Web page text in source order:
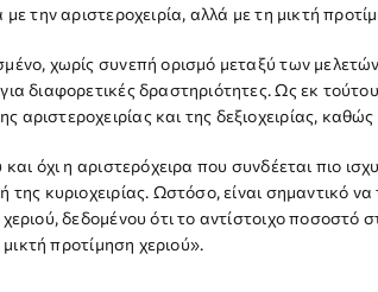
την αριστεροχειρία, αλλά με τη μικτή
χωρίς συνεπή ορισμό μεταξύ των
διαφορετικές δραστηριότητες. Ως εκ
και της δεξιοχειρίας,
όχι η αριστερόχειρα που συνδέεται πιο
κυριοχειρίας. Ωστόσο, είναι σημαντικό
δεδομένου ότι το αντίστοιχο ποσοστό
προτίμηση χεριού».